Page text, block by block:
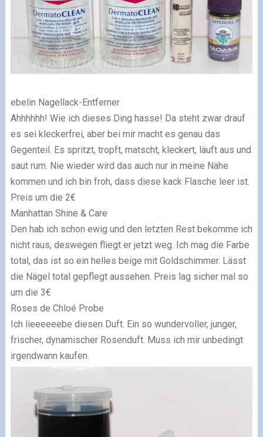
ebelin Nagellack-Entferner
Ahhhhhh! Wie ich dieses Ding hasse! Da steht zwar drauf
es sei kleckerfrei, aber bei mir macht es genau das
Gegenteil. Es spritzt, tropft, matscht, kleckert, läuft aus und
saut rum. Nie wieder wird das auch nur in meine Nähe
kommen und ich bin froh, dass diese kack Flasche leer ist.
Preis um die 2€
Manhattan Shine & Care
Den hab ich schon ewig und den letzten Rest bekomme ich
nicht raus, deswegen fliegt er jetzt weg. Ich mag die Farbe
total, das ist so ein helles beige mit Goldschimmer. Lässt
die Nägel total gepflegt aussehen. Preis lag sicher mal so
um die 3€
Roses de Chloé Probe
Ich lieeeeeebe diesen Duft. Ein so wundervoller, junger,
frischer, dynamischer Rosenduft. Muss ich mir unbedingt
irgendwann kaufen.